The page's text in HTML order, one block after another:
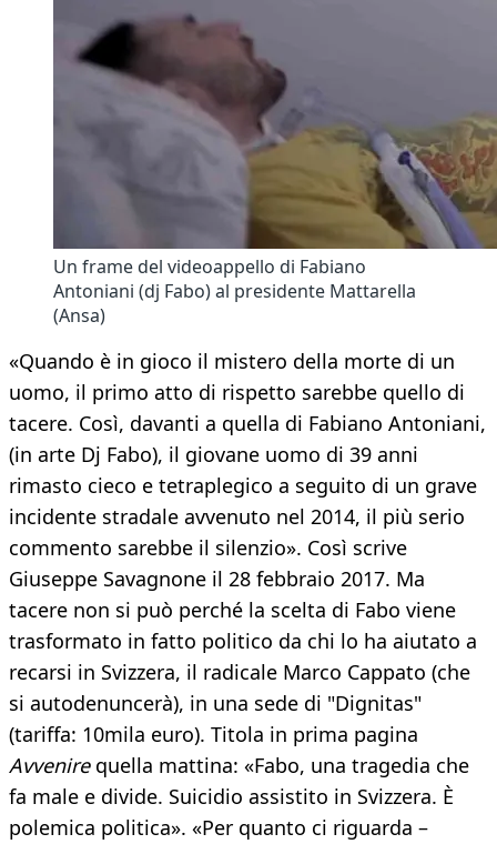
Un frame del videoappello di Fabiano
Antoniani (dj Fabo) al presidente Mattarella
(Ansa)
«Quando è in gioco il mistero della morte di un
uomo, il primo atto di rispetto sarebbe quello di
tacere. Così, davanti a quella di Fabiano Antoniani,
(in arte Dj Fabo), il giovane uomo di 39 anni
rimasto cieco e tetraplegico a seguito di un grave
incidente stradale avvenuto nel 2014, il più serio
commento sarebbe il silenzio». Così scrive
Giuseppe Savagnone il 28 febbraio 2017. Ma
tacere non si può perché la scelta di Fabo viene
trasformato in fatto politico da chi lo ha aiutato a
recarsi in Svizzera, il radicale Marco Cappato (che
si autodenuncerà), in una sede di "Dignitas"
(tariffa: 10mila euro). Titola in prima pagina
Avvenirequella mattina: «Fabo, una tragedia che
fa male e divide. Suicidio assistito in Svizzera. È
polemica politica». «Per quanto ci riguarda –